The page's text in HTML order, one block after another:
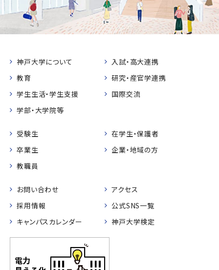
神戸大学について
入試・高大連携
教育
研究・産官学連携
学生生活・学生支援
国際交流
学部・大学院等
受験生
在学生・保護者
卒業生
企業・地域の方
教職員
お問い合わせ
アクセス
採用情報
公式SNS一覧
キャンパスカレンダー
神戸大学検定